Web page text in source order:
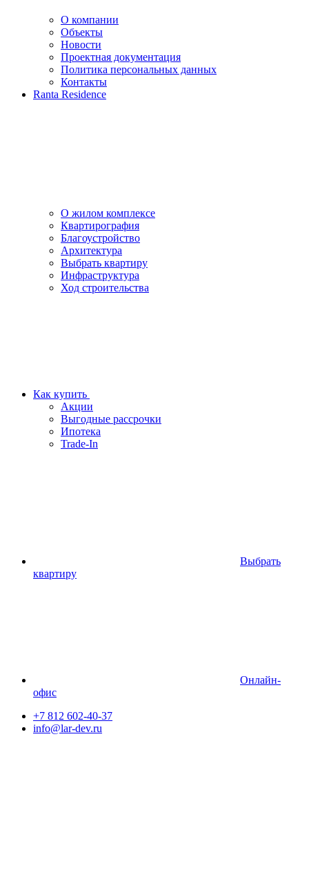
О компании
Объекты
Новости
Проектная документация
Политика персональных данных
Контакты
Ranta Residence
О жилом комплексе
Квартирография
Благоустройство
Архитектура
Выбрать квартиру
Инфраструктура
Ход строительства
Как купить
Акции
Выгодные рассрочки
Ипотека
Trade-In
Выбрать
квартиру
Онлайн-
офис
+7 812 602-40-37
info@lar-dev.ru